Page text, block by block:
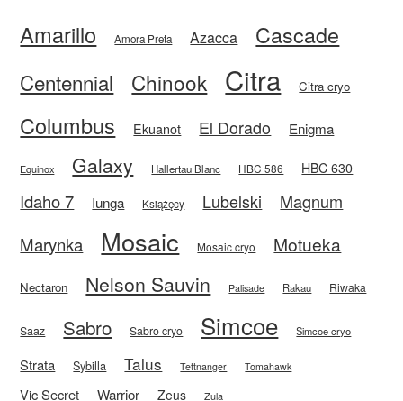
Amarillo Amora Preta Azacca Cascade
Centennial Chinook Citra Citra cryo
Columbus Ekuanot El Dorado Enigma
Equinox Galaxy Hallertau Blanc HBC 586 HBC 630
Idaho 7 Iunga Książęcy Lubelski
Magnum
Marynka
Mosaic Mosaic cryo Motueka
Nectaron Nelson Sauvin Palisade Rakau Riwaka
Saaz Sabro Sabro cryo Simcoe Simcoe cryo
Strata Sybilla Talus Tettnanger Tomahawk
Vic Secret Warrior Zeus Zula